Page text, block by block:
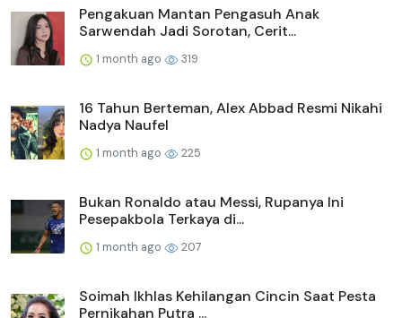
Pengakuan Mantan Pengasuh Anak
Sarwendah Jadi Sorotan, Cerit...
1 month ago 319
16 Tahun Berteman, Alex Abbad Resmi Nikahi
Nadya Naufel
1 month ago 225
Bukan Ronaldo atau Messi, Rupanya Ini
Pesepakbola Terkaya di...
1 month ago 207
Soimah Ikhlas Kehilangan Cincin Saat Pesta
Pernikahan Putra ...